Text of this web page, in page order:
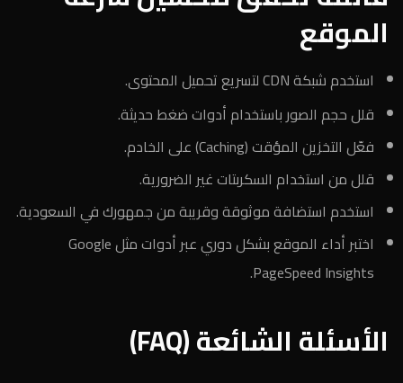
الموقع
استخدم شبكة CDN لتسريع تحميل المحتوى.
قلل حجم الصور باستخدام أدوات ضغط حديثة.
فعّل التخزين المؤقت (Caching) على الخادم.
قلل من استخدام السكربتات غير الضرورية.
استخدم استضافة موثوقة وقريبة من جمهورك في السعودية.
اختبر أداء الموقع بشكل دوري عبر أدوات مثل Google
PageSpeed Insights.
الأسئلة الشائعة (FAQ)